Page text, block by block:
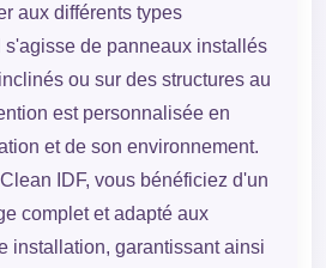
aux différents types
de panneaux installés
ou sur des structures au
est personnalisée en
et de son environnement.
IDF, vous bénéficiez d'un
complet et adapté aux
installation, garantissant ainsi